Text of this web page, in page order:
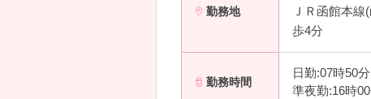
勤務地
ＪＲ函館本
歩4分
勤務時間
日勤:07時50
準夜勤:16時